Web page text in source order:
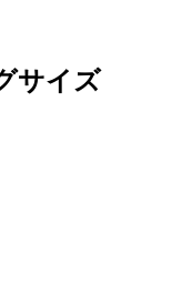
サイズ